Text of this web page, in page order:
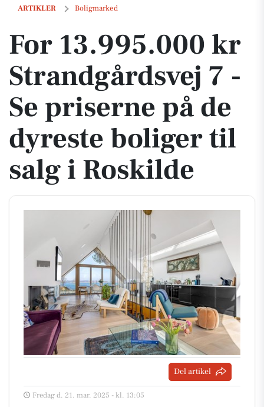
ARTIKLER Boligmarked
For 13.995.000 kr Strandgårdsvej 7 - Se priserne på de dyreste
For 13.995.000 kr
Strandgårdsvej 7 -
Se priserne på de
dyreste boliger til
salg i Roskilde
Del artikel
Fredag d. 21. mar. 2025 - kl. 13:05